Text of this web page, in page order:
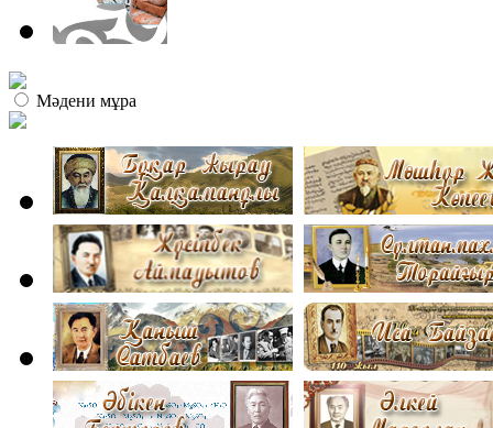
Мәдени мұра